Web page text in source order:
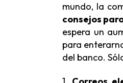
mundo, la
consejos
espera un
para
del banco.